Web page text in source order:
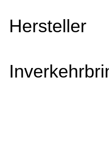
Hersteller